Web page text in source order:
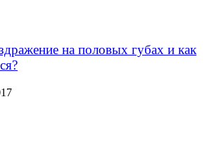
на половых губах и как